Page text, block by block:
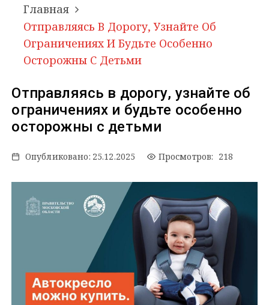
Главная
Отправляясь В Дорогу, Узнайте Об
Ограничениях И Будьте Особенно
Осторожны С Детьми
Отправляясь в дорогу, узнайте об
ограничениях и будьте особенно
осторожны с детьми
Опубликовано: 25.12.2025 Просмотров: 218